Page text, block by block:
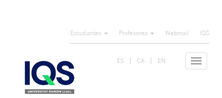
Estudiantes Profesores Webmail IQS
Toggle
ES CA EN